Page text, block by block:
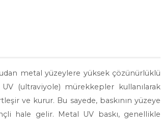
metal yüzeylere yüksek çözünürlüklü
(ultraviyole) mürekkepler kullanılarak
ve kurur. Bu sayede, baskının yüzeye
hale gelir. Metal UV baskı, genellikle